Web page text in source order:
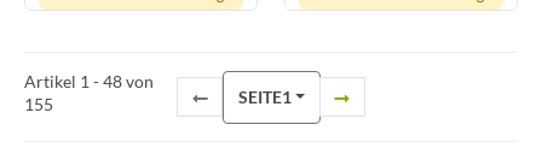
Artikel 1 - 48 von
155
SEITE1